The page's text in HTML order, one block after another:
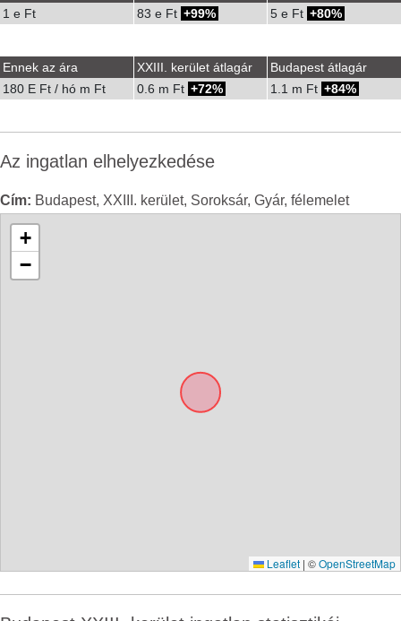
1 e Ft
83 e Ft 99% 5 e Ft 80%
Ennek az ára XXIII. kerület átlagár
Budapest átlagár
180 E Ft / hó m Ft
0.6 m Ft 72% 1.1 m Ft 84%
Az ingatlan elhelyezkedése
Cím: Budapest, XXIII. kerület, Soroksár, Gyár, félemelet
+
−
Leaflet | ©OpenStreetMap